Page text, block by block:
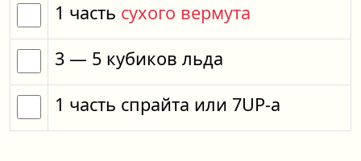
1 часть сухого вермута
3 — 5 кубиков льда
1 часть спрайта или 7UP-a